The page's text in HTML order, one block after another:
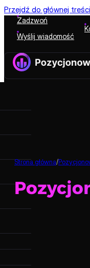
Przejdź do głównej treści
Zadzwoń
Wyślij wiadomość
Strona główna/